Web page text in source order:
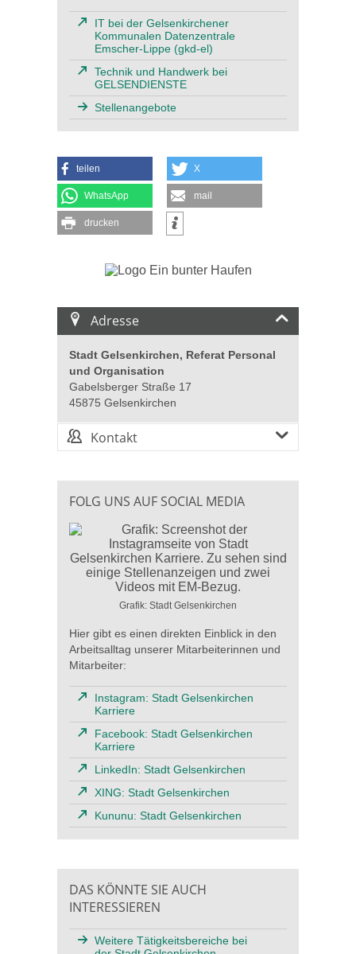
IT bei der Gelsenkirchener
Kommunalen Datenzentrale
Emscher-Lippe (gkd-el)
Technik und Handwerk bei
GELSENDIENSTE
Stellenangebote
teilen X
WhatsApp mail
drucken
Adresse
Stadt Gelsenkirchen, Referat Personal
und Organisation
Gabelsberger Straße 17
45875 Gelsenkirchen
Kontakt
FOLG UNS AUF SOCIAL MEDIA
Grafik: Stadt Gelsenkirchen
Hier gibt es einen direkten Einblick in den
Arbeitsalltag unserer Mitarbeiterinnen und
Mitarbeiter:
Instagram: Stadt Gelsenkirchen
Karriere
Facebook: Stadt Gelsenkirchen
Karriere
LinkedIn: Stadt Gelsenkirchen
XING: Stadt Gelsenkirchen
Kununu: Stadt Gelsenkirchen
DAS KÖNNTE SIE AUCH
INTERESSIEREN
Weitere Tätigkeitsbereiche bei